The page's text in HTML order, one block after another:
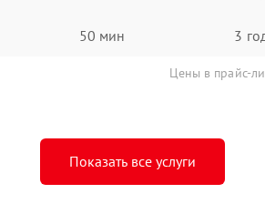
50 мин 3
Цены в прайс-
Показать все услуги